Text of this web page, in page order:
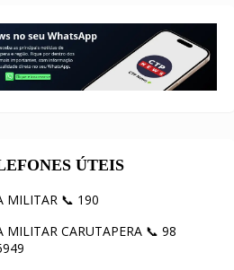
ÚTEIS
MILITAR 📞 190
MILITAR CARUTAPERA 📞 98